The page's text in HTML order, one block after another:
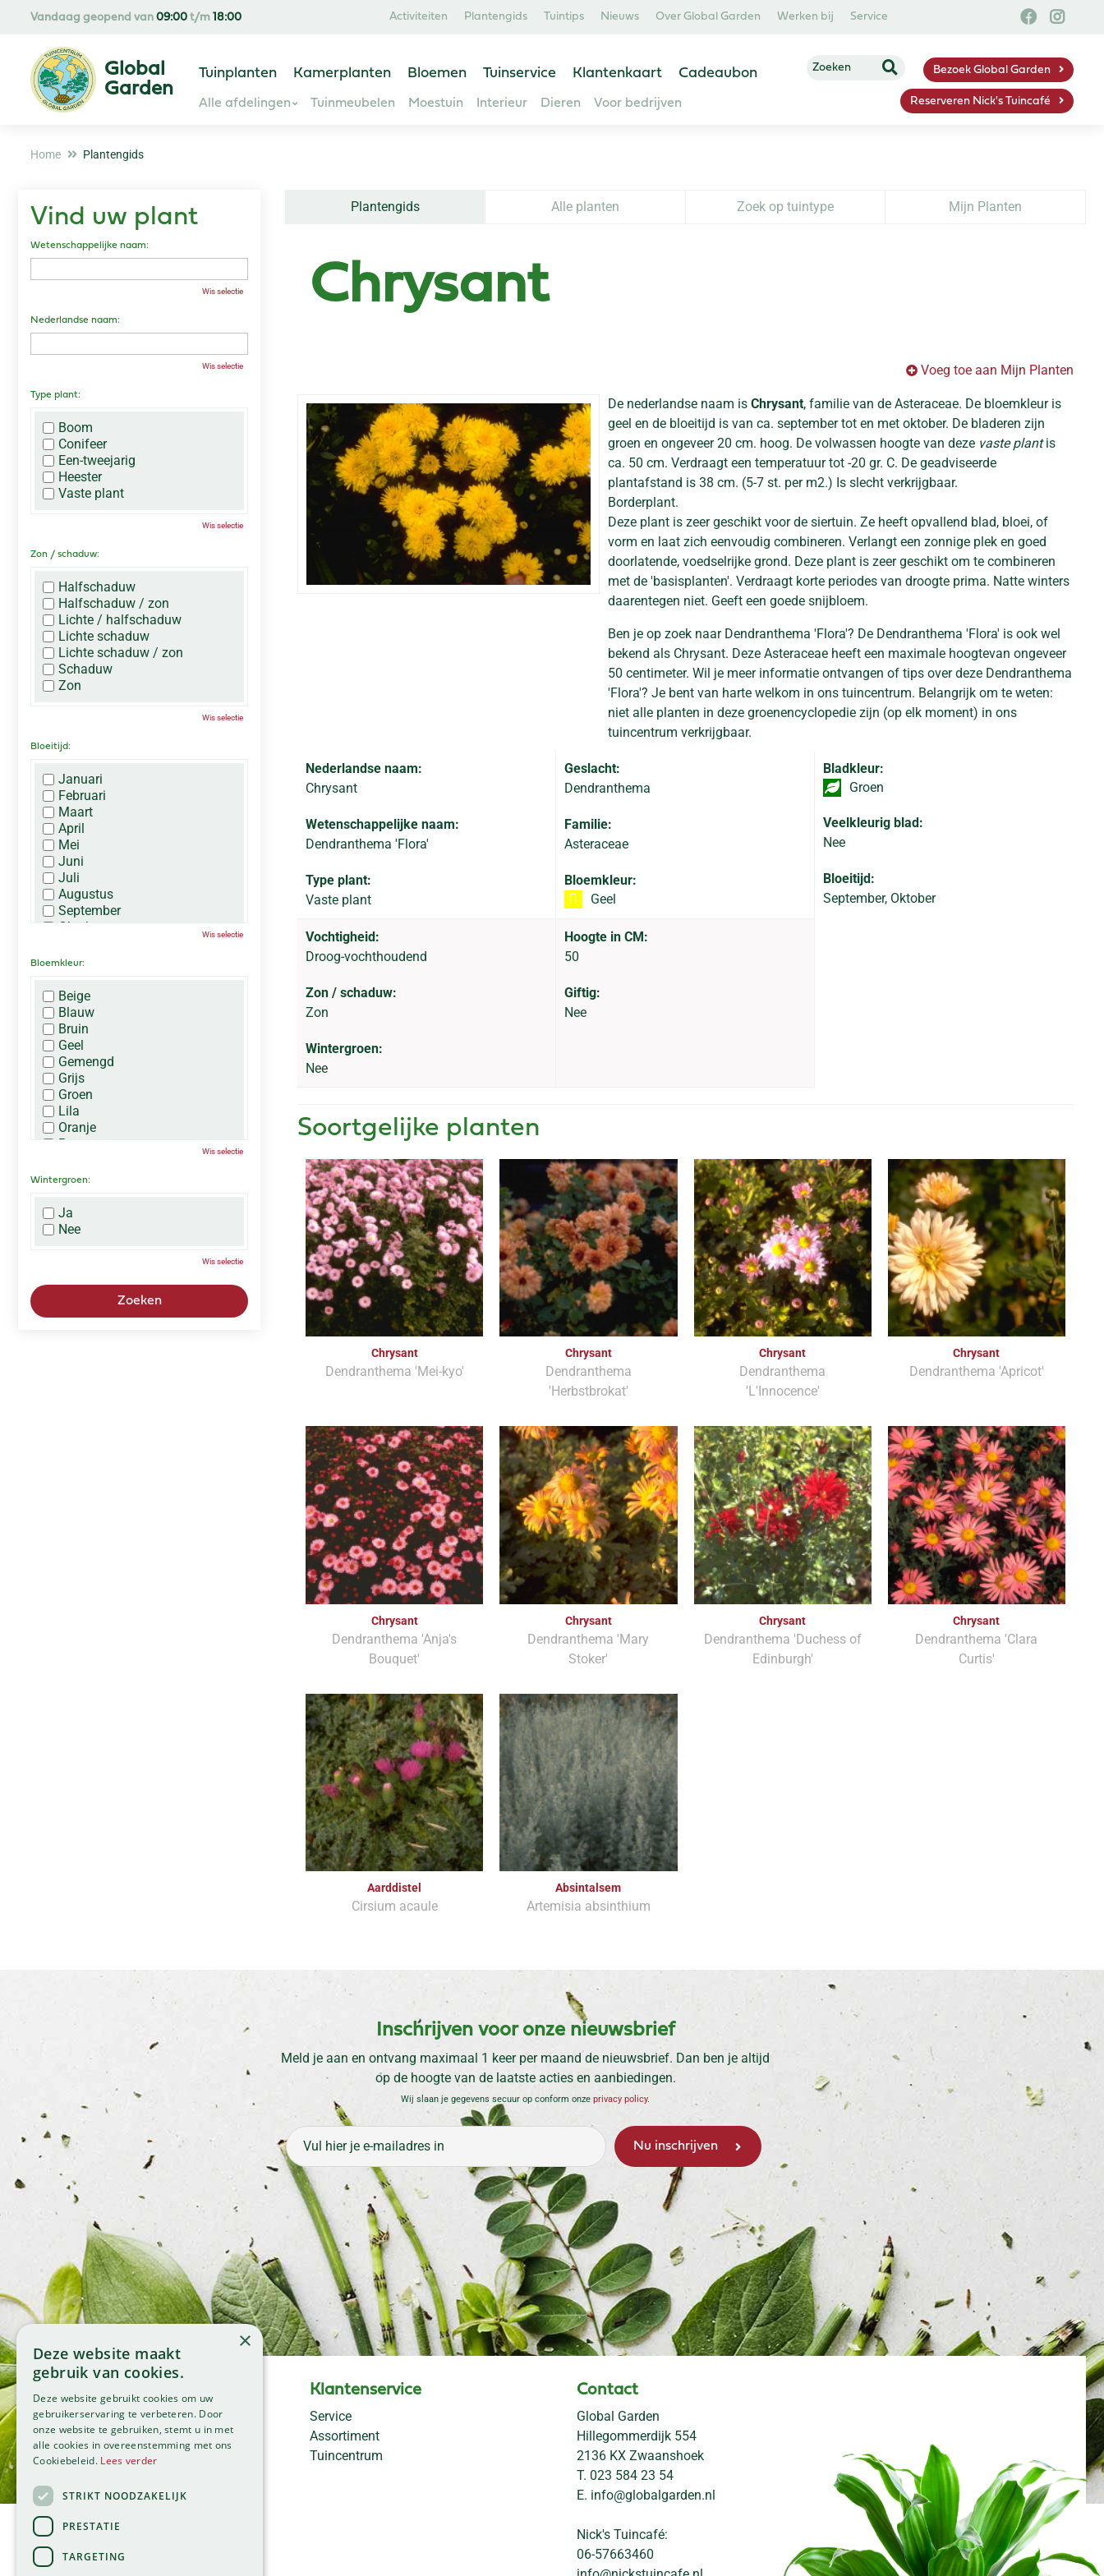
Home Plantengids
Vandaag geopend van 09:00 t/m 18:00 Activiteiten Plantengids Tuintips Nieuws Over Global Garden Werken bij Service
Tuinplanten Kamerplanten Bloemen Tuinservice Klantenkaart Cadeaubon
Alle afdelingen Tuinmeubelen Moestuin Interieur Dieren Voor bedrijven
Bezoek Global Garden
Reserveren Nick's Tuincafé
Plantengids Alle planten Zoek op tuintype Mijn Planten
Chrysant
Voeg toe aan Mijn Planten
De nederlandse naam is Chrysant, familie van de Asteraceae. De bloemkleur is
geel en de bloeitijd is van ca. september tot en met oktober. De bladeren zijn
groen en ongeveer 20 cm. hoog. De volwassen hoogte van deze vaste plantis
ca. 50 cm. Verdraagt een temperatuur tot -20 gr. C. De geadviseerde
plantafstand is 38 cm. (5-7 st. per m2.) Is slecht verkrijgbaar.
Borderplant.
Deze plant is zeer geschikt voor de siertuin. Ze heeft opvallend blad, bloei, of
vorm en laat zich eenvoudig combineren. Verlangt een zonnige plek en goed
doorlatende, voedselrijke grond. Deze plant is zeer geschikt om te combineren
met de 'basisplanten'. Verdraagt korte periodes van droogte prima. Natte winters
daarentegen niet. Geeft een goede snijbloem.
Ben je op zoek naar Dendranthema 'Flora'? De Dendranthema 'Flora' is ook wel
bekend als Chrysant. Deze Asteraceae heeft een maximale hoogtevan ongeveer
50 centimeter. Wil je meer informatie ontvangen of tips over deze Dendranthema
'Flora'? Je bent van harte welkom in ons tuincentrum. Belangrijk om te weten:
niet alle planten in deze groenencyclopedie zijn (op elk moment) in ons
tuincentrum verkrijgbaar.
Nederlandse naam:
Chrysant
Wetenschappelijke naam:
Dendranthema 'Flora'
Type plant:
Vaste plant
Geslacht:
Dendranthema
Familie:
Asteraceae
Bloemkleur:
Geel
Bladkleur:
Groen
Veelkleurig blad:
Nee
Bloeitijd:
September, Oktober
Vochtigheid:
Droog-vochthoudend
Zon / schaduw:
Zon
Wintergroen:
Nee
Hoogte in CM:
50
Giftig:
Nee
Soortgelijke planten
Chrysant
Dendranthema 'Mei-kyo'
Chrysant
Dendranthema
'Herbstbrokat'
Chrysant
Dendranthema
'L'Innocence'
Chrysant
Dendranthema 'Apricot'
Chrysant
Dendranthema 'Anja's
Bouquet'
Chrysant
Dendranthema 'Mary
Stoker'
Chrysant
Dendranthema 'Duchess of
Edinburgh'
Chrysant
Dendranthema 'Clara
Curtis'
Aarddistel
Cirsium acaule
Absintalsem
Artemisia absinthium
Inschrijven voor onze nieuwsbrief
Meld je aan en ontvang maximaal 1 keer per maand de nieuwsbrief. Dan ben je altijd
op de hoogte van de laatste acties en aanbiedingen.
Wij slaan je gegevens secuur op conform onze privacy policy.
Vind uw plant
Wetenschappelijke naam:
Wis selectie
Nederlandse naam:
Wis selectie
Type plant:
Boom
Conifeer
Een-tweejarig
Heester
Vaste plant
Wis selectie
Zon / schaduw:
Halfschaduw
Halfschaduw / zon
Lichte / halfschaduw
Lichte schaduw
Lichte schaduw / zon
Schaduw
Zon
Wis selectie
Bloeitijd:
Januari
Februari
Maart
April
Mei
Juni
Juli
Augustus
September
Oktober
December
Wis selectie
Bloemkleur:
Beige
Blauw
Bruin
Geel
Gemengd
Grijs
Groen
Lila
Oranje
Paars
Roze
Zwart
Wis selectie
Wintergroen:
Ja
Nee
Wis selectie
Maandag
09:00 - 18:00
Dinsdag
09:00 - 18:00
Woensdag
09:00 - 18:00
Vrijdag
09:00 - 18:00
Zondag
Bekijk onze afwijkende
Klantenservice
Service
Assortiment
Tuincentrum
Contact
Global Garden
Hillegommerdijk 554
2136 KX Zwaanshoek
T. 023 584 23 54
E. info@globalgarden.nl
Nick's Tuincafé:
06-57663460
×
Deze website maakt
gebruik van cookies.
Deze website gebruikt cookies om uw
gebruikerservaring te verbeteren. Door
onze website te gebruiken, stemt u in met
alle cookies in overeenstemming met ons
Cookiebeleid. Lees verder
STRIKT NOODZAKELIJK
PRESTATIE
TARGETING